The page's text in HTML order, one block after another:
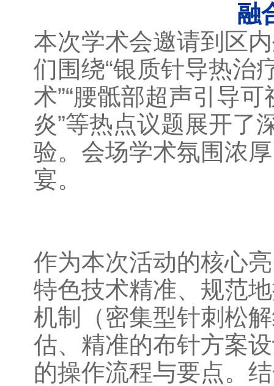
融
本次学术会邀请到区
们围绕“银质针导热治
术”“腰骶部超声引导
炎”等热点议题展开了
验。会场学术氛围浓
宴。
作为本次活动的核心
特色技术精准、规范
机制（密集型针刺松
估、精准的布针方案
的操作流程与要点。